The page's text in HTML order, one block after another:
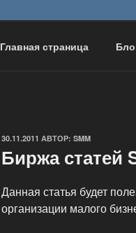
Главная страница
ОПУБЛИКОВАНО
30.11.2011 АВТОР: SMM
Биржа статей
Данная статья будет
организации малого